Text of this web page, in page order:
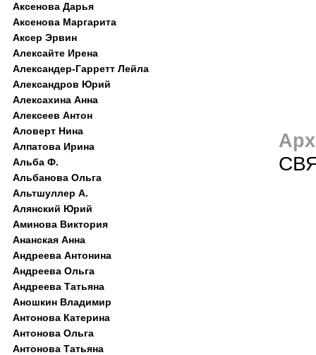
Аксенова Дарья
Аксенова Маргарита
Аксер Эрвин
Алексайте Ирена
Александер-Гарретт Лейла
Александров Юрий
Алексахина Анна
Алексеев Антон
Аловерт Нина
Алпатова Ирина
Альба Ф.
Альбанова Ольга
Альтшуллер А.
Алянский Юрий
Аминова Виктория
Ананская Анна
Андреева Антонина
Андреева Ольга
Андреева Татьяна
Аношкин Владимир
Антонова Катерина
Антонова Ольга
Антонова Татьяна